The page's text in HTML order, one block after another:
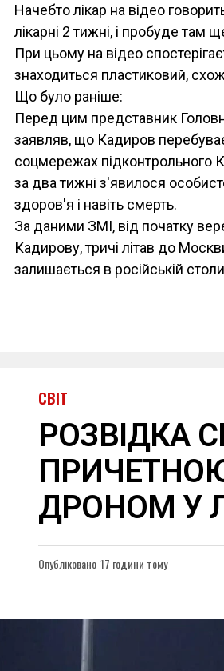
Начебто лікар на відео
лікарні 2 тижні, і пробуде там
При цьому на відео
знаходиться пластиковий,
Що було раніше:
Перед цим представник
заявляв, що Кадиров
соцмережах підконтрольного
за два тижні з'явилося
здоров'я і навіть смерть.
За даними ЗМІ, від початку
Кадирову, тричі літав до
залишається в російській
СВІТ
РОЗВІДКА
ДРОНОМ У
Опубліковано 17 години тому